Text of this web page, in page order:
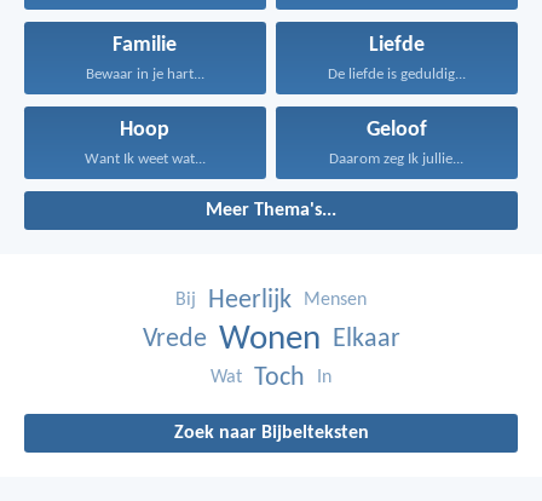
Familie
Bewaar in je hart...
Liefde
De liefde is geduldig...
Hoop
Want Ik weet wat...
Geloof
Daarom zeg Ik jullie...
Meer Thema's...
Bij Heerlijk Mensen
Vrede Wonen Elkaar
Wat Toch In
Zoek naar Bijbelteksten